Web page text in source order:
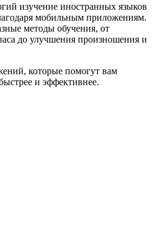
изучение иностранных языков
мобильным приложениям.
методы обучения, от
до улучшения произношения и
которые помогут вам
и эффективнее.